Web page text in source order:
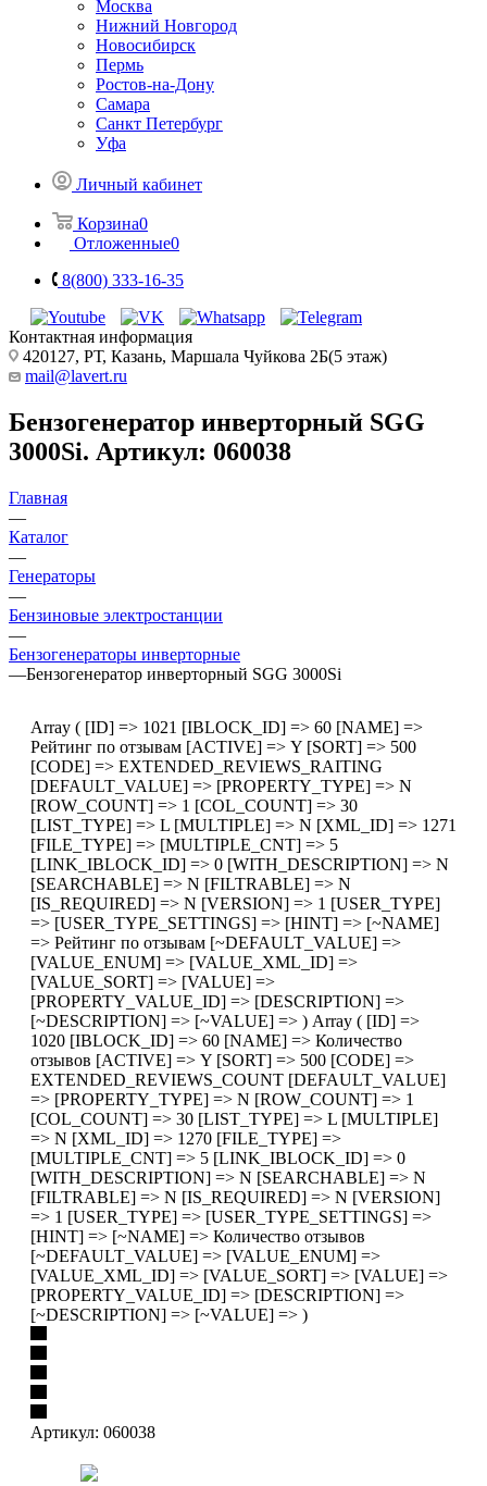
Москва
Нижний Новгород
Новосибирск
Пермь
Ростов-на-Дону
Самара
Санкт Петербург
Уфа
Личный кабинет
Корзина0
Отложенные0
8(800) 333-16-35
Контактная информация
420127, РТ, Казань, Маршала Чуйкова 2Б(5 этаж)
mail@lavert.ru
Бензогенератор инверторный SGG
3000Si. Артикул: 060038
Главная
—
Каталог
—
Генераторы
—
Бензиновые электростанции
—
Бензогенераторы инверторные
—Бензогенератор инверторный SGG 3000Si
Array ( [ID] => 1021 [IBLOCK_ID] => 60 [NAME] =>
Рейтинг по отзывам [ACTIVE] => Y [SORT] => 500
[CODE] => EXTENDED_REVIEWS_RAITING
[DEFAULT_VALUE] => [PROPERTY_TYPE] => N
[ROW_COUNT] => 1 [COL_COUNT] => 30
[LIST_TYPE] => L [MULTIPLE] => N [XML_ID] => 1271
[FILE_TYPE] => [MULTIPLE_CNT] => 5
[LINK_IBLOCK_ID] => 0 [WITH_DESCRIPTION] => N
[SEARCHABLE] => N [FILTRABLE] => N
[IS_REQUIRED] => N [VERSION] => 1 [USER_TYPE]
=> [USER_TYPE_SETTINGS] => [HINT] => [~NAME]
=> Рейтинг по отзывам [~DEFAULT_VALUE] =>
[VALUE_ENUM] => [VALUE_XML_ID] =>
[VALUE_SORT] => [VALUE] =>
[PROPERTY_VALUE_ID] => [DESCRIPTION] =>
[~DESCRIPTION] => [~VALUE] => ) Array ( [ID] =>
1020 [IBLOCK_ID] => 60 [NAME] => Количество
отзывов [ACTIVE] => Y [SORT] => 500 [CODE] =>
EXTENDED_REVIEWS_COUNT [DEFAULT_VALUE]
=> [PROPERTY_TYPE] => N [ROW_COUNT] => 1
[COL_COUNT] => 30 [LIST_TYPE] => L [MULTIPLE]
=> N [XML_ID] => 1270 [FILE_TYPE] =>
[MULTIPLE_CNT] => 5 [LINK_IBLOCK_ID] => 0
[WITH_DESCRIPTION] => N [SEARCHABLE] => N
[FILTRABLE] => N [IS_REQUIRED] => N [VERSION]
=> 1 [USER_TYPE] => [USER_TYPE_SETTINGS] =>
[HINT] => [~NAME] => Количество отзывов
[~DEFAULT_VALUE] => [VALUE_ENUM] =>
[VALUE_XML_ID] => [VALUE_SORT] => [VALUE] =>
[PROPERTY_VALUE_ID] => [DESCRIPTION] =>
[~DESCRIPTION] => [~VALUE] => )
Артикул: 060038